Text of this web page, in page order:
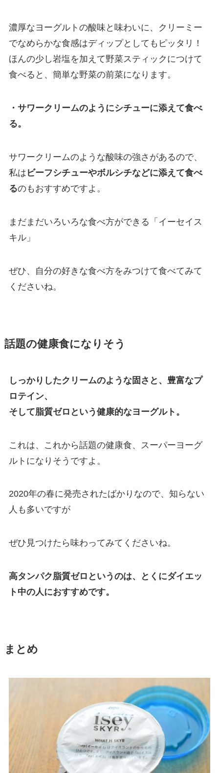
濃厚なヨーグルトの酸味と味わいに、クリーミー
でなめらかな食感はディップとしてもピッタリ！
ほんの少し岩塩を加えて野菜スティックにつけて
食べると、簡単な野菜の前菜になります。
・サワークリームのようにシチューに添えて食べ
る。
サワークリームのような酸味の強さがあるので、
私は ビーフシチューやボルシチなどに添えて食べ
るのもおすすめですよ。
まだまだいろいろな食べ方ができる「イーセイス
キル」
ぜひ、自分の好きな食べ方をみつけて食べてみて
くださいね。
話題の健康食になりそう
しっかりしたクリームのような固さと、豊富なプ
ロテイン、
そして脂質ゼロという健康的なヨーグルト。
これは、これから話題の健康食、スーパーヨーグ
ルトになりそうですよ。
2020年の春に発売されたばかりなので、知らない
人も多いですが
ぜひ見つけたら味わってみてくださいね。
高タンパク脂質ゼロというのは、とくにダイエッ
ト中の人におすすめです。
まとめ